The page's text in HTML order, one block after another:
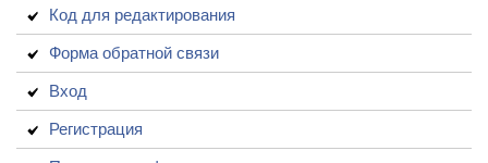
Код для редактирования
Форма обратной связи
Вход
Регистрация